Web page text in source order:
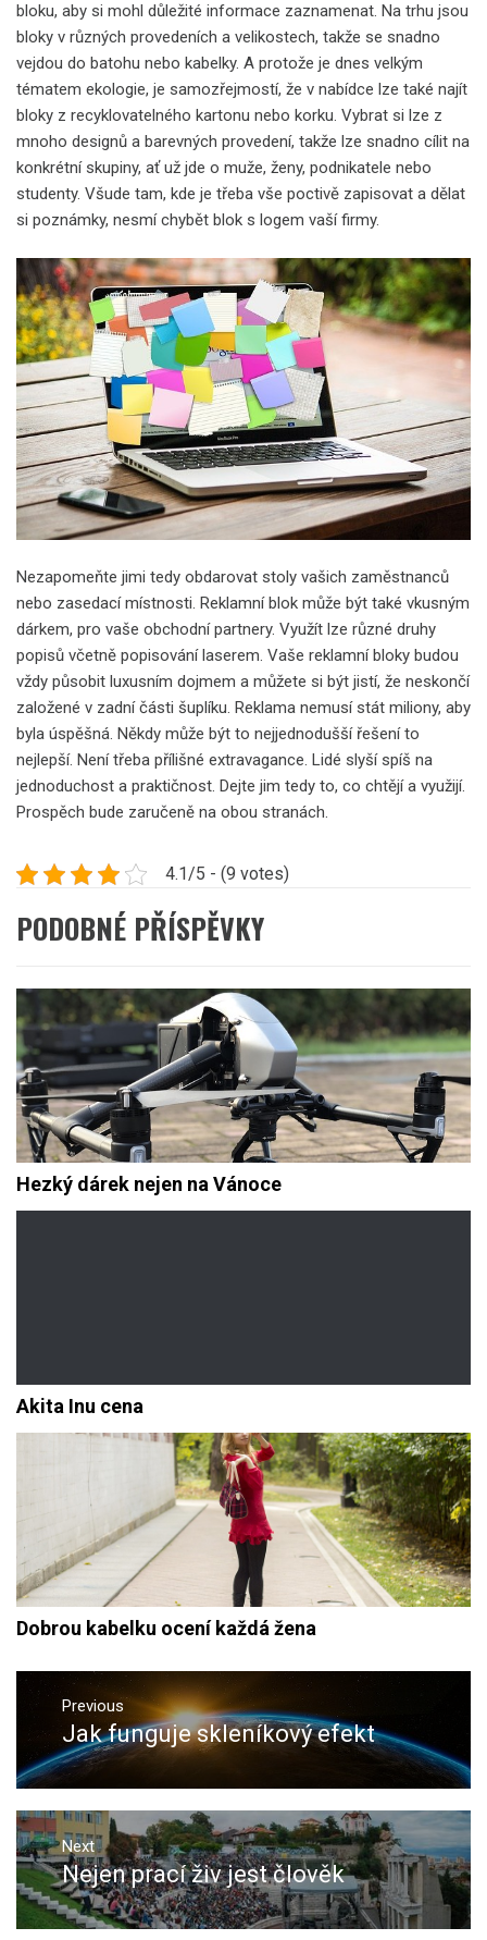
bloku, aby si mohl důležité informace zaznamenat. Na trhu jsou
bloky v různých provedeních a velikostech, takže se snadno
vejdou do batohu nebo kabelky. A protože je dnes velkým
tématem ekologie, je samozřejmostí, že v nabídce lze také najít
bloky z recyklovatelného kartonu nebo korku. Vybrat si lze z
mnoho designů a barevných provedení, takže lze snadno cílit na
konkrétní skupiny, ať už jde o muže, ženy, podnikatele nebo
studenty. Všude tam, kde je třeba vše poctivě zapisovat a dělat
si poznámky, nesmí chybět blok s logem vaší firmy.
Nezapomeňte jimi tedy obdarovat stoly vašich zaměstnanců
nebo zasedací místnosti. Reklamní blok může být také vkusným
dárkem, pro vaše obchodní partnery. Využít lze různé druhy
popisů včetně popisování laserem. Vaše reklamní bloky budou
vždy působit luxusním dojmem a můžete si být jistí, že neskončí
založené v zadní části šuplíku. Reklama nemusí stát miliony, aby
byla úspěšná. Někdy může být to nejjednodušší řešení to
nejlepší. Není třeba přílišné extravagance. Lidé slyší spíš na
jednoduchost a praktičnost. Dejte jim tedy to, co chtějí a využijí.
Prospěch bude zaručeně na obou stranách.
4.1/5 - (9 votes)
PODOBNÉ PŘÍSPĚVKY
Hezký dárek nejen na Vánoce
Akita Inu cena
Dobrou kabelku ocení každá žena
Navigace
pro
příspěvek
Previous
Previous
post:
Jak funguje skleníkový efekt
Next
Next
post:
Nejen prací živ jest člověk